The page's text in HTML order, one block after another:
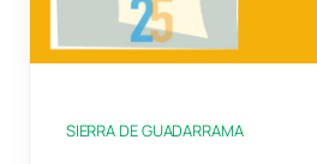
SIERRA DE GUADARRAMA